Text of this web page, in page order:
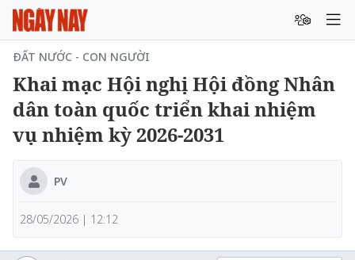
ĐẤT NƯỚC - CON NGƯỜI
Khai mạc Hội nghị Hội đồng Nhân
dân toàn quốc triển khai nhiệm
vụ nhiệm kỳ 2026-2031
PV
28/05/2026 | 12:12